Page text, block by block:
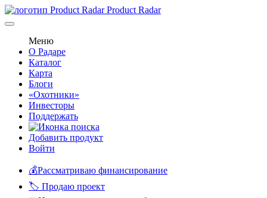
Product Radar
Меню
О Радаре
Каталог
Карта
Блоги
«Охотники»
Инвесторы
Поддержать
Добавить продукт
Войти
💰Рассматриваю финансирование
🏷️ Продаю проект